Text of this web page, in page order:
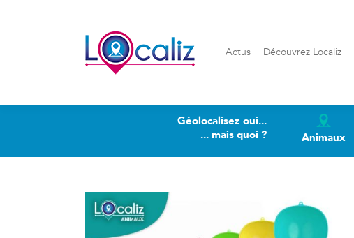
Actus Découvrez Localiz
Géolocalisez oui...
... mais quoi ?
Animaux